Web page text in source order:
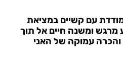
עם קשיים במציאת
מרגש ומשנה חיים אל תוך
עמוקה של האני